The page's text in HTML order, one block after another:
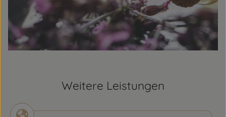
Weitere Leistungen